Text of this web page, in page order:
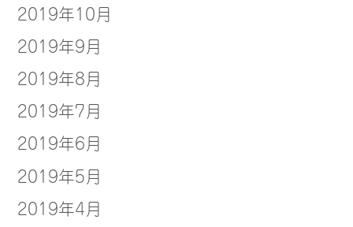
2019年10月
2019年9月
2019年8月
2019年7月
2019年6月
2019年5月
2019年4月